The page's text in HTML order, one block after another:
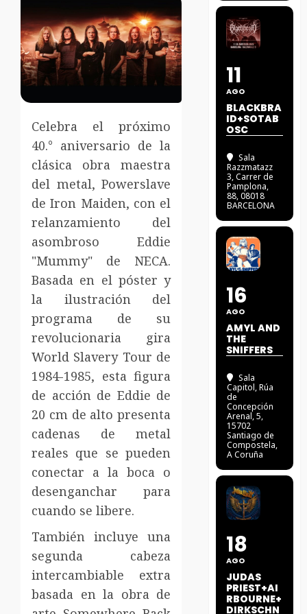
Celebra el próximo
40.° aniversario de la
clásica obra maestra
del metal, Powerslave
de Iron Maiden, con el
relanzamiento del
asombroso Eddie
"Mummy" de NECA.
Basada en el póster y
la ilustración del
programa de su
revolucionaria gira
World Slavery Tour de
1984-1985, esta figura
de acción de Eddie de
20 cm de alto presenta
cadenas de metal
reales que se pueden
conectar a la boca o
desenganchar para
cuando se libere.
También incluye una
segunda cabeza
intercambiable extra
basada en la obra de
11
AGO
BLACKBRA
ID+SOTAB
OSC
Sala
Razzmatazz
3, Carrer de
Pamplona,
88, 08018
BARCELONA
16
AGO
AMYL AND
THE
SNIFFERS
Sala
Capitol, Rúa
de
Concepción
Arenal, 5,
15702
Santiago de
Compostela,
A Coruña
18
AGO
JUDAS
PRIEST+AI
RBOURNE+
DIRKSCHN